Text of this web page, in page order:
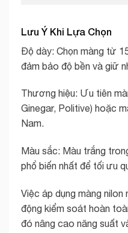
Lưu Ý Khi Lựa Chọn
Độ dày: Chọn màng từ
đảm bảo độ bền và giữ
Thương hiệu: Ưu tiên
Ginegar, Politive) hoặc
Nam.
Màu sắc: Màu trắng
phổ biến nhất để tối ưu
Việc áp dụng màng nilon
động kiểm soát hoàn
đó nâng cao năng suất